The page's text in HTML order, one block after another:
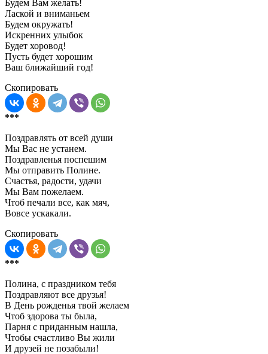
Будем Вам желать!
Лаской и вниманьем
Будем окружать!
Искренних улыбок
Будет хоровод!
Пусть будет хорошим
Ваш ближайший год!
Скопировать
***
Поздравлять от всей души
Мы Вас не устанем.
Поздравленья поспешим
Мы отправить Полине.
Счастья, радости, удачи
Мы Вам пожелаем.
Чтоб печали все, как мяч,
Вовсе ускакали.
Скопировать
***
Полина, с праздником тебя
Поздравляют все друзья!
В День рожденья твой желаем
Чтоб здорова ты была,
Парня с приданным нашла,
Чтобы счастливо Вы жили
И друзей не позабыли!